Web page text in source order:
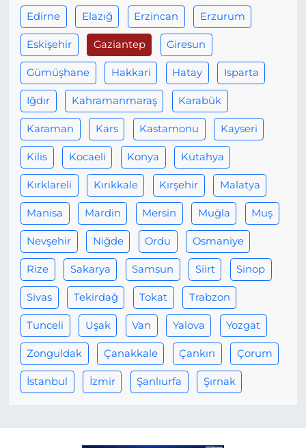
Edirne Elazığ Erzincan Erzurum
Eskişehir Gaziantep Giresun
Gümüşhane Hakkari Hatay Isparta
Iğdır Kahramanmaraş Karabük
Karaman Kars Kastamonu Kayseri
Kilis Kocaeli Konya Kütahya
Kırklareli Kırıkkale Kırşehir Malatya
Manisa Mardin Mersin Muğla Muş
Nevşehir Niğde Ordu Osmaniye
Rize Sakarya Samsun Siirt Sinop
Sivas Tekirdağ Tokat Trabzon
Tunceli Uşak Van Yalova Yozgat
Zonguldak Çanakkale Çankırı Çorum
İstanbul İzmir Şanlıurfa Şırnak